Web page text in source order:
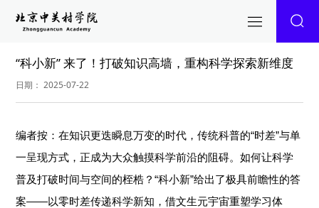
“科小新” 来了！打破知识高墙，重构科学探索新维度
日期： 2025-07-22
编者按：在知识更迭瞬息万变的时代，传统科普的“时差”与单
一呈现方式，正成为大众触摸科学前沿的阻碍。如何让科学
普及打破时间与空间的桎梏？“科小新”给出了极具前瞻性的答
案——以零时差传递科学新知，借文生元宇宙重塑学习体